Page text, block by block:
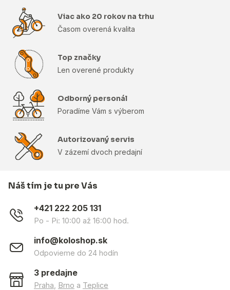
Viac ako 20 rokov na trhu
Časom overená kvalita
Top značky
Len overené produkty
Odborný personál
Poradíme Vám s výberom
Autorizovaný servis
V zázemí dvoch predajní
Náš tím je tu pre Vás
+421 222 205 131
Po - Pi: 10:00 až 16:00 hod.
info@koloshop.sk
Odpovieme do 24 hodín
3 predajne
Praha Brno a Teplice